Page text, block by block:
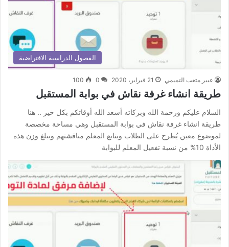
الفصول الدراسية الافتراضية
عبير متعب التميمي 21 فبراير، 2020 0
100
طريقة انشاء غرفة نقاش في بوابة المستقبل
السلام عليكم ورحمة الله وبركاته أسعد الله أوقاتكم بكل خير .. هنا
طريقة انشاء غرفة نقاش في بوابة المستقبل وهي مساحة مخصصة
لموضوع معين يُطرح على الطلاب ويتابع المعلم مناقشتهم ويبلغ وزن هذه
الأداة 10% من نسبة تفعيل المعلم للبوابة